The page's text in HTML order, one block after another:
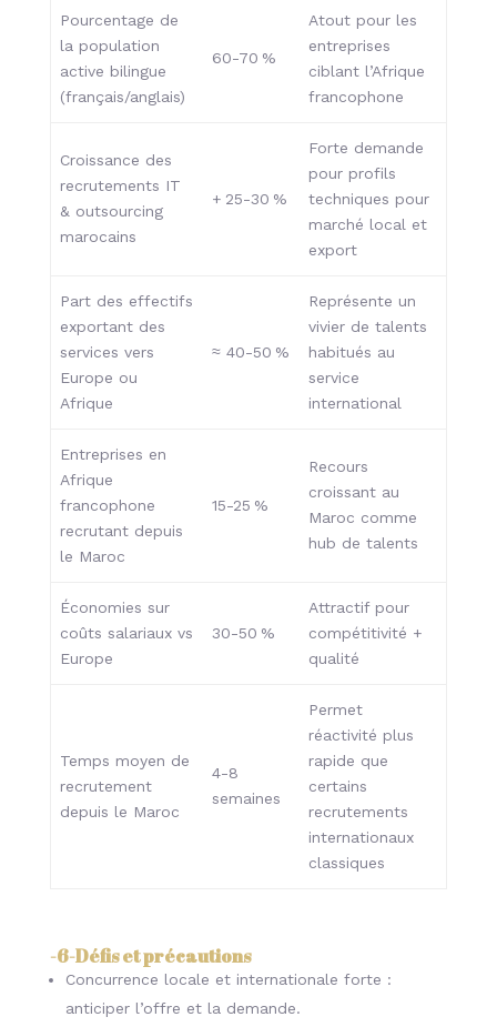
Pourcentage de
la population
active bilingue
(français/anglais)
60-70 %
Atout pour les
entreprises
ciblant l’Afrique
francophone
Croissance des
recrutements IT
& outsourcing
marocains
+ 25-30 %
Forte demande
pour profils
techniques pour
marché local et
export
Part des effectifs
exportant des
services vers
Europe ou
Afrique
≈ 40-50 %
Représente un
vivier de talents
habitués au
service
international
Entreprises en
Afrique
francophone
recrutant depuis
le Maroc
15-25 %
Recours
croissant au
Maroc comme
hub de talents
Économies sur
coûts salariaux vs
Europe
30-50 %
Attractif pour
compétitivité +
qualité
Temps moyen de
recrutement
depuis le Maroc
4-8
semaines
Permet
réactivité plus
rapide que
certains
recrutements
internationaux
classiques
-6-Défis et précautions
Concurrence locale et internationale forte :
anticiper l’offre et la demande.